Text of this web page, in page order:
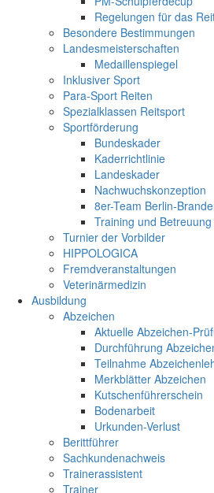
Regelungen für das
Besondere Bestimmungen
Landesmeisterschaften
Medaillenspiegel
Inklusiver Sport
Para-Sport Reiten
Spezialklassen Reitsport
Sportförderung
Bundeskader
Kaderrichtlinie
Landeskader
Nachwuchskonzeption
8er-Team Berlin-
Training und Betreuung
Turnier der Vorbilder
HIPPOLOGICA
Fremdveranstaltungen
Veterinärmedizin
Ausbildung
Abzeichen
Aktuelle Abzeichen-
Durchführung
Teilnahme
Merkblätter Abzeichen
Kutschenführerschein
Bodenarbeit
Urkunden-Verlust
Berittführer
Sachkundenachweis
Trainerassistent
Trainer